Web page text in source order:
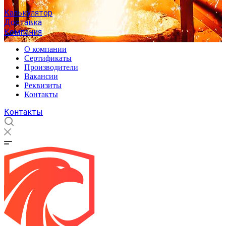
Калькулятор
Доставка
Компания
О компании
Сертификаты
Производители
Вакансии
Реквизиты
Контакты
Контакты